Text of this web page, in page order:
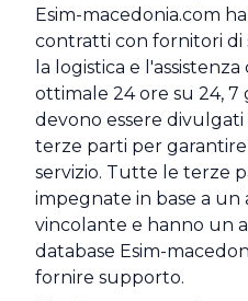
Esim-macedonia.com
contratti con fornitori di
la logistica e
ottimale 24 ore su 24, 7
devono essere
terze parti per
servizio. Tutte le terze
impegnate in base a un
vincolante e hanno un
database Esim-
fornire supporto.